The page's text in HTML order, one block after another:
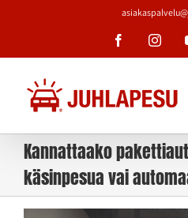
Facebook
Kannattaako
käsinpesua vai